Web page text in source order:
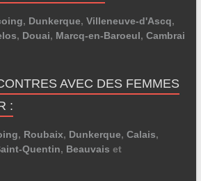
, Dunkerque, Villeneuve-d'Ascq,
, Douai, Marcq-en-Baroeul, Cambrai
AVEC DES FEMMES
:
, Roubaix, Dunkerque, Calais,
Quentin, Beauvais et